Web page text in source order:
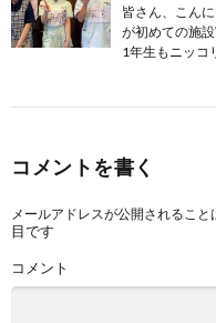
皆さん、こん
が初めての施
1年生もニッ
コメントを書く
メールアドレスが公開されること
目です
コメント